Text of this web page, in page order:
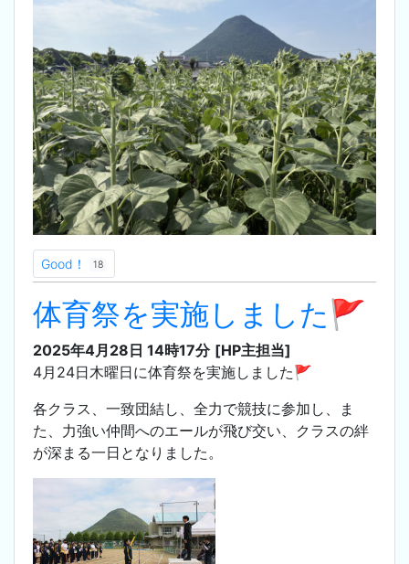
Good！ 18
体育祭を実施しました🚩
2025年4月28日 14時17分 [HP主担当]
4月24日木曜日に体育祭を実施しました🚩
各クラス、一致団結し、全力で競技に参加し、ま
た、力強い仲間へのエールが飛び交い、クラスの絆
が深まる一日となりました。